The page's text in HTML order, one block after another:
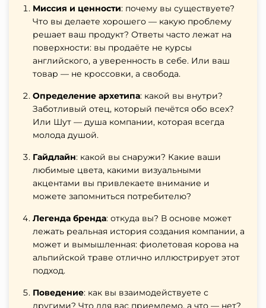
Миссия и ценности: почему вы существуете?
Что вы делаете хорошего — какую проблему
решает ваш продукт? Ответы часто лежат на
поверхности: вы продаёте не курсы
английского, а уверенность в себе. Или ваш
товар — не кроссовки, а свобода.
Определение архетипа: какой вы внутри?
Заботливый отец, который печётся обо всех?
Или Шут — душа компании, которая всегда
молода душой.
Гайдлайн: какой вы снаружи? Какие ваши
любимые цвета, какими визуальными
акцентами вы привлекаете внимание и
можете запомниться потребителю?
Легенда бренда: откуда вы? В основе может
лежать реальная история создания компании, а
может и вымышленная: фиолетовая корова на
альпийской траве отлично иллюстрирует этот
подход.
Поведение: как вы взаимодействуете с
другими? Что для вас приемлемо, а что — нет?